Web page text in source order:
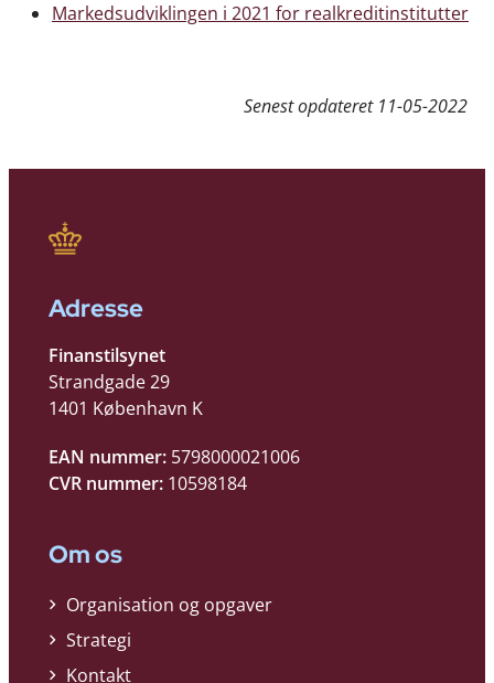
Markedsudviklingen i 2021 for realkreditinstitutter
Senest opdateret 11-05-2022
Adresse
Finanstilsynet
Strandgade 29
1401 København K
EAN nummer: 5798000021006
CVR nummer: 10598184
Om os
Organisation og opgaver
Strategi
Kontakt